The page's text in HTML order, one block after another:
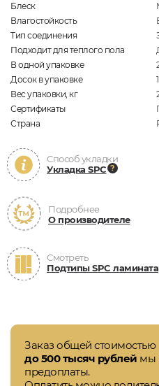
Блеск
Влагостойкость
Тип соединения
Подходит для теплого пола
В одной упаковке
Досок в упаковке
Вес упаковки, кг
Сертификаты
Страна
Способ укладки
Укладка SPC
Подробнее
О производителе
Смотреть
Подтипы SPC ламината
Заказ общей стоимостью
до 500 тысяч рублей мы
предоплаты.